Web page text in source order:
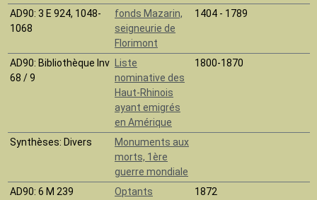
AD90: 3 E 924, 1048-
1068
fonds Mazarin,
seigneurie de
Florimont
1404 - 1789
AD90: Bibliothèque Inv
68 / 9
Liste
nominative des
Haut-Rhinois
ayant emigrés
en Amérique
1800-1870
Synthèses: Divers
Monuments aux
morts, 1ère
guerre mondiale
AD90: 6 M 239
Optants
1872